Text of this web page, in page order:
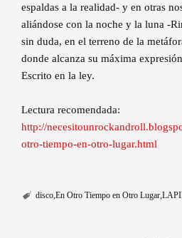
espaldas a la realidad- y en otras
aliándose con la noche y la luna -
sin duda, en el terreno de la
donde alcanza su máxima
Escrito en la ley.
Lectura recomendada:
http://
otro-tiempo-en-otro-lugar.html
disco En Otro Tiempo en Otro Lugar